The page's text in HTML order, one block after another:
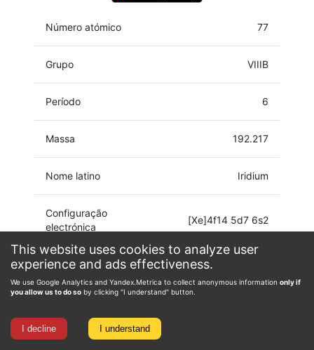
This website uses cookies to analyze user
experience and ads effectiveness.
We use Google Analytics and Yandex.Metrica to collect anonymous information only if
you allow us to do so by clicking "I understand" button.
I decline I understand
Número atómico 77
Grupo VIIIB
Período 6
Massa 192.217
Nome latino Iridium
Configuração
electrónica
[Xe]4f14 5d7 6s2
Estado de
oxidação
-3, -1, 0, 1, 2, 3, 4, 5, 6,
7, 8, 9